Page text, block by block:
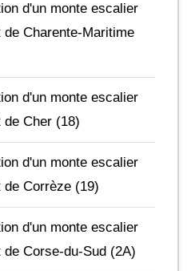
d'un monte escalier
Charente-Maritime
d'un monte escalier
de Cher (18)
d'un monte escalier
de Corrèze (19)
d'un monte escalier
Corse-du-Sud (2A)